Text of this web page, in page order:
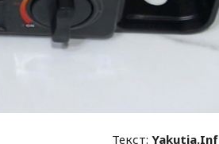
Текст: